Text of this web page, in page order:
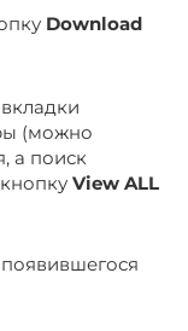
Download
(можно
а поиск
View ALL